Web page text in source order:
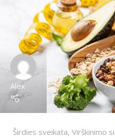
Alex
Širdies sveikata, Virškinimo